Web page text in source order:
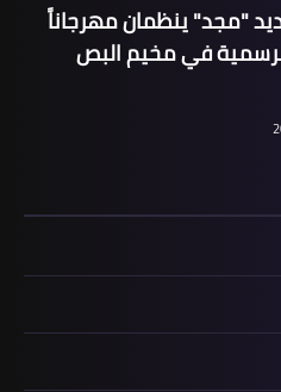
الممرض
نموذجاً في العمل
"مجد" ينظمان مهرجاناً
في مخيم البص